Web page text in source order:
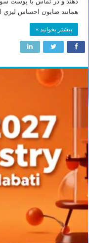
همانند صابون احساس ليزي
بیشتر بخوانید »